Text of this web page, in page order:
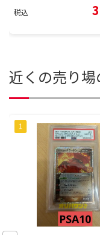
税込
近くの売り場